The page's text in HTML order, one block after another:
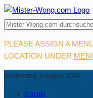
PLEASE ASSIGN A
LOCATION UNDER
Donnerstag, 6 August, 2026
Kontakt